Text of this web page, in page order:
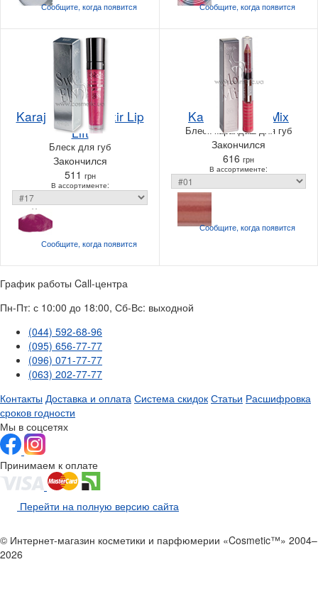
Сообщите, когдапоявится Сообщите, когдапоявится
Karaja Sweet Elixir Lip
Lift
Блеск для губ
Закончился
511 грн
В ассортименте:
Сообщите, когдапоявится
Karaja Colour Mix
Блеск-карандаш для губ
Закончился
616 грн
В ассортименте:
Сообщите, когдапоявится
График работы Call-центра
Пн-Пт: с 10:00 до 18:00, Сб-Вс: выходной
(044) 592-68-96
(095) 656-77-77
(096) 071-77-77
(063) 202-77-77
Контакты Доставка и оплата Система скидок Статьи Расшифровка
сроков годности
Мы в соцсетях
Принимаем к оплате
Перейти на полную версию сайта
© Интернет-магазин косметики и парфюмерии «Cosmetic™» 2004–
2026